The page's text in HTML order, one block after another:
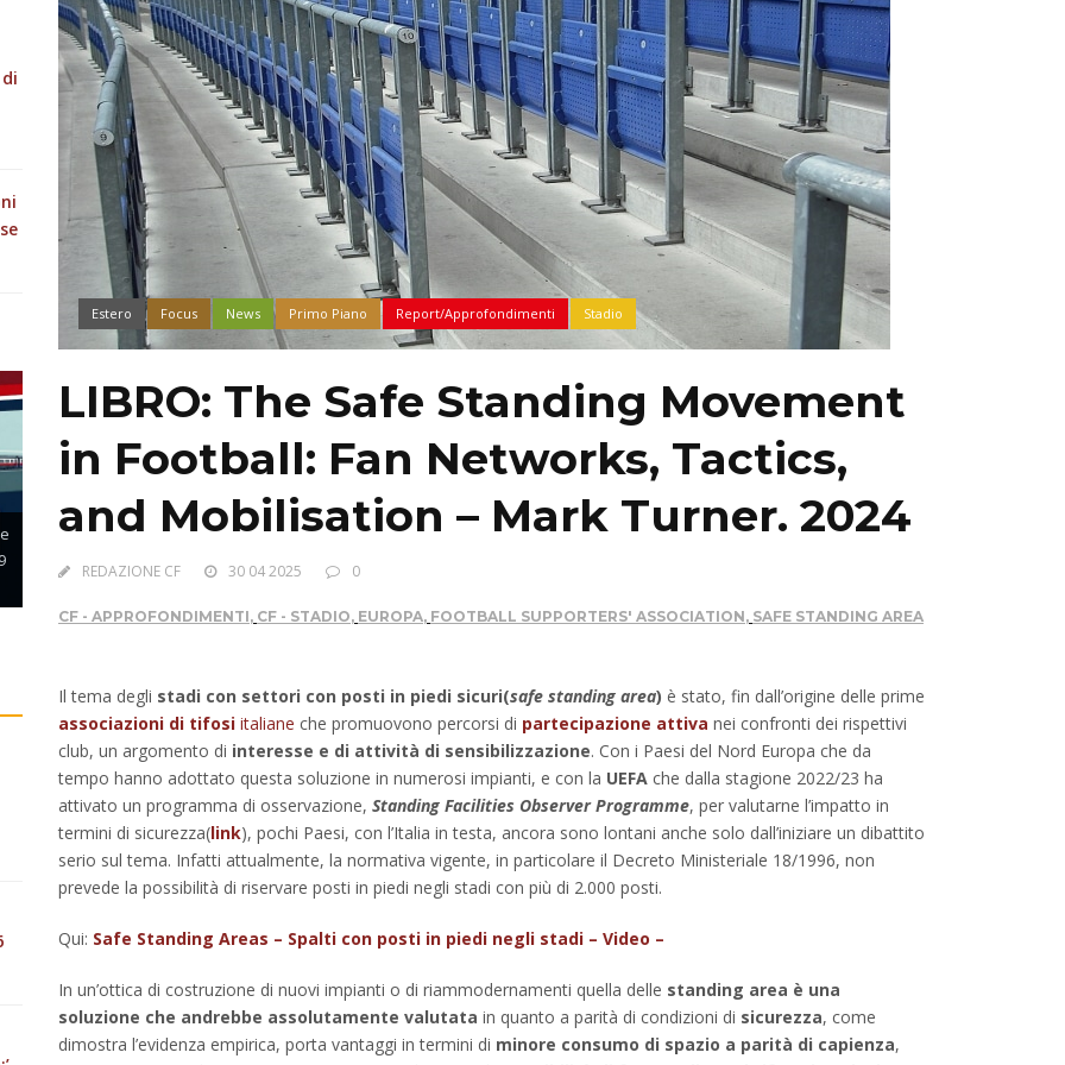
Estero Focus News Primo Piano Report/Approfondimenti Stadio
LIBRO: The Safe Standing Movement
in Football: Fan Networks, Tactics,
and Mobilisation – Mark Turner. 2024
REDAZIONE CF 30 04 2025 0
CF - APPROFONDIMENTI, CF - STADIO, EUROPA, FOOTBALL SUPPORTERS' ASSOCIATION, SAFE STANDING AREA
Il tema degli stadi con settori con posti in piedi sicuri(safe standing area) è stato, fin dall’origine delle prime
associazioni di tifosi italiane che promuovono percorsi di partecipazione attiva nei confronti dei rispettivi
club, un argomento di interesse e di attività di sensibilizzazione. Con i Paesi del Nord Europa che da
tempo hanno adottato questa soluzione in numerosi impianti, e con la UEFA che dalla stagione 2022/23 ha
attivato un programma di osservazione, Standing Facilities Observer Programme, per valutarne l’impatto in
termini di sicurezza(link), pochi Paesi, con l’Italia in testa, ancora sono lontani anche solo dall’iniziare un dibattito
serio sul tema. Infatti attualmente, la normativa vigente, in particolare il Decreto Ministeriale 18/1996, non
prevede la possibilità di riservare posti in piedi negli stadi con più di 2.000 posti.
Qui: Safe Standing Areas – Spalti con posti in piedi negli stadi – Video –
In un’ottica di costruzione di nuovi impianti o di riammodernamenti quella delle standing area è una
soluzione che andrebbe assolutamente valutata in quanto a parità di condizioni di sicurezza, come
dimostra l’evidenza empirica, porta vantaggi in termini di minore consumo di spazio a parità di capienza,